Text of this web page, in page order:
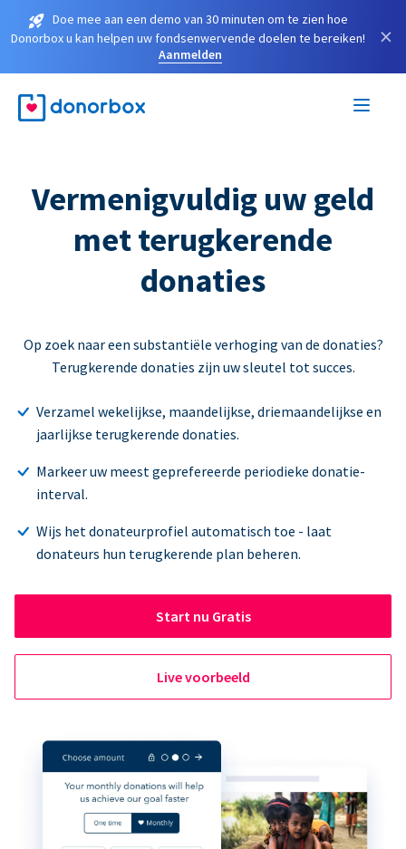
Doe mee aan een demo van 30 minuten om te zien hoe
Donorbox u kan helpen uw fondsenwervende doelen te bereiken!
Aanmelden
×
Vermenigvuldig uw geld
met terugkerende
donaties
Op zoek naar een substantiële verhoging van de donaties?
Terugkerende donaties zijn uw sleutel tot succes.
Verzamel wekelijkse, maandelijkse, driemaandelijkse en
jaarlijkse terugkerende donaties.
Markeer uw meest geprefereerde periodieke donatie-
interval.
Wijs het donateurprofiel automatisch toe - laat
donateurs hun terugkerende plan beheren.
Start nu Gratis
Live voorbeeld